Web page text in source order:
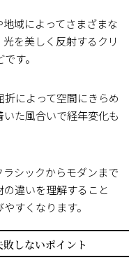
域によってさまざまな
を美しく反射するクリ
す。
によって空間にきらめ
た風合いで経年変化も
シックからモダンまで
違いを理解すること
すくなります。
しないポイント